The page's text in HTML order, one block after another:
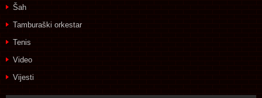
Šah
Tamburaški orkestar
Tenis
Video
Vijesti